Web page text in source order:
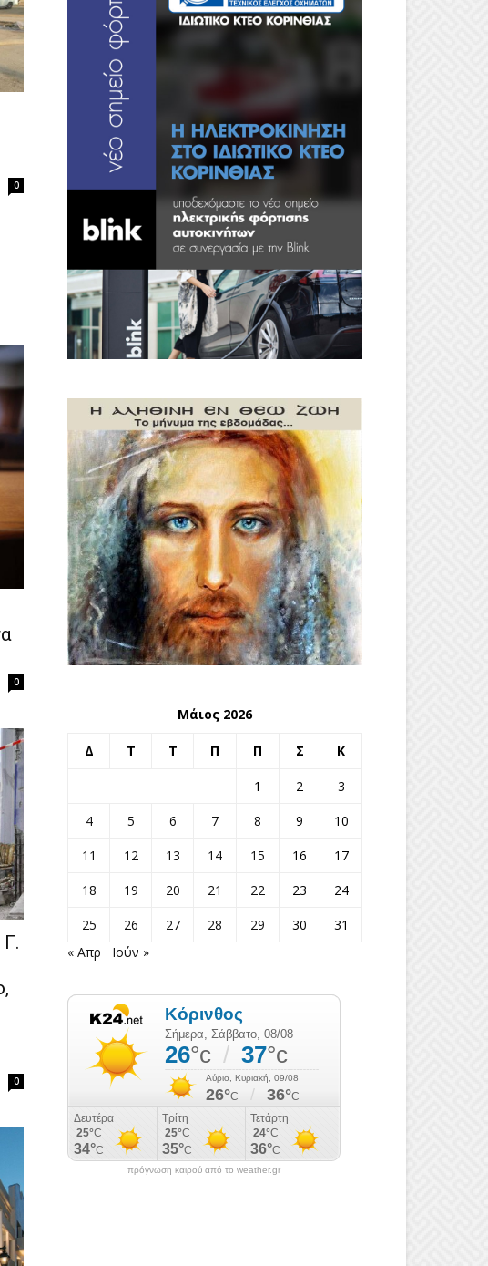
0
0
0
Μάιος 2026
Δ Τ Τ Π Π Σ Κ
1 2
3
4
5 6 7 8 9
10
11
12 13 14 15 16
17
18
19 20 21 22 23
24
25
26 27 28 29 30
31
« Απρ
Ιούν »
πρόγνωση καιρού από το weather.gr